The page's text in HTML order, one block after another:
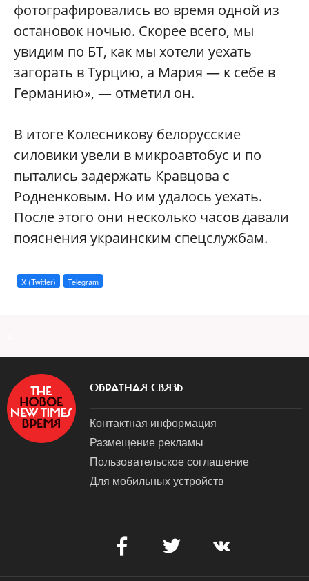
фотографировались во время одной из
остановок ночью. Скорее всего, мы
увидим по БТ, как мы хотели уехать
загорать в Турцию, а Мария — к себе в
Германию», — отметил он.
В итоге Колесникову белорусские
силовики увели в микроавтобус и по
пытались задержать Кравцова с
Родненковым. Но им удалось уехать.
После этого они несколько часов давали
пояснения украинским спецслужбам.
X (Twitter) Telegram
ОБРАТНАЯ СВЯЗЬ
Контактная информация
Размещение рекламы
Пользовательское соглашение
Для мобильных устройств